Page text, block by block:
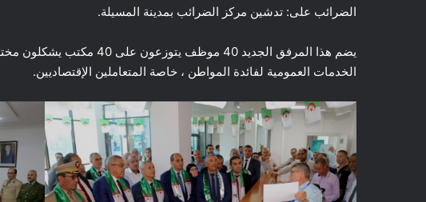
الضرائب على: تدشين مركز الضرائب بمدينة المسيلة.
يضم هذا المرفق الجديد 40
الخدمات العمومية لفائدة المواطن ، خاصة المتعاملين الإقتصاديين.